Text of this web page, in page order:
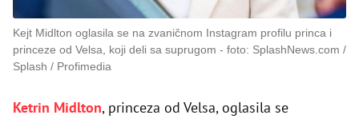
Kejt Midlton oglasila se na zvaničnom Instagram profilu princa i
princeze od Velsa, koji deli sa suprugom
foto: SplashNews.com /
Splash / Profimedia
Ketrin Midlton, princeza od Velsa, oglasila se